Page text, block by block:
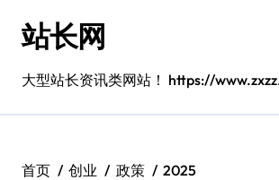
站长网
大型站长资讯类网站！ https://
首页 创业 政策
2025